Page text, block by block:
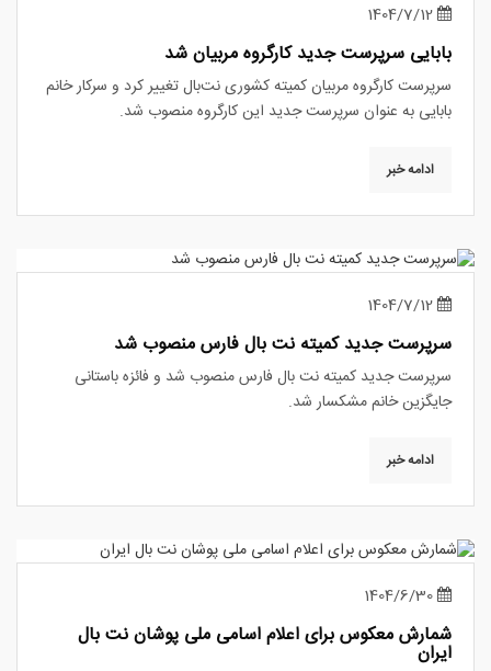
بابایی سرپرست جدید کارگروه مربیان شد
سرپرست کارگروه مربیان کمیته کشوری نت‌بال تغییر کرد و سرکار خانم
بابایی به عنوان سرپرست جدید این کارگروه منصوب شد.
ادامه خبر
سرپرست جدید کمیته نت بال فارس منصوب شد
سرپرست جدید کمیته نت بال فارس منصوب شد و فائزه باستانی
جایگزین خانم مشکسار شد.
ادامه خبر
شمارش معکوس برای اعلام اسامی ملی پوشان نت بال
ایران